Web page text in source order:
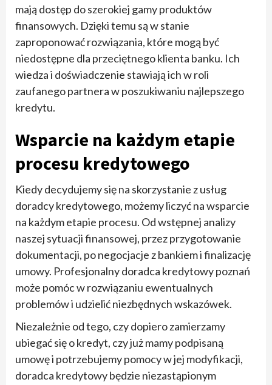
mają dostęp do szerokiej gamy produktów
finansowych. Dzięki temu są w stanie
zaproponować rozwiązania, które mogą być
niedostępne dla przeciętnego klienta banku. Ich
wiedza i doświadczenie stawiają ich w roli
zaufanego partnera w poszukiwaniu najlepszego
kredytu.
Wsparcie na każdym etapie
procesu kredytowego
Kiedy decydujemy się na skorzystanie z usług
doradcy kredytowego, możemy liczyć na wsparcie
na każdym etapie procesu. Od wstępnej analizy
naszej sytuacji finansowej, przez przygotowanie
dokumentacji, po negocjacje z bankiem i finalizację
umowy. Profesjonalny doradca kredytowy poznań
może pomóc w rozwiązaniu ewentualnych
problemów i udzielić niezbędnych wskazówek.
Niezależnie od tego, czy dopiero zamierzamy
ubiegać się o kredyt, czy już mamy podpisaną
umowę i potrzebujemy pomocy w jej modyfikacji,
doradca kredytowy będzie niezastąpionym